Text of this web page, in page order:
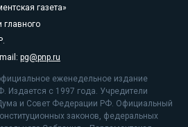
газета»
pg@pnp.ru
еженедельное издание
Издается с 1997 года. Учредители
и Совет Федерации РФ. Официальный
законов, федеральных